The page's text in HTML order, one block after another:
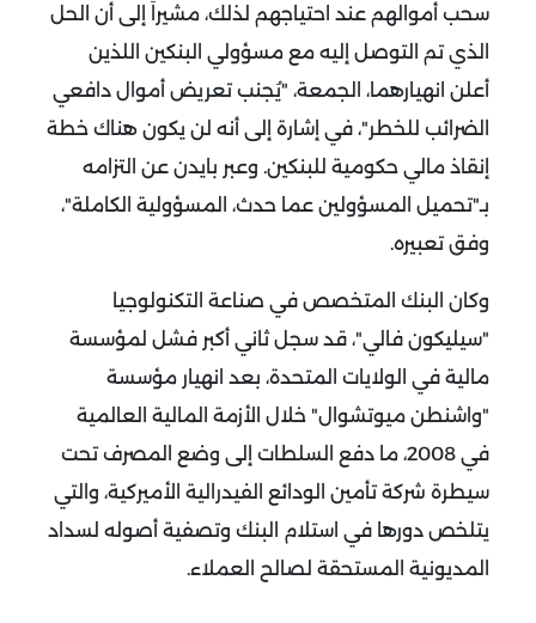
سحب أموالهم عند احتياجهم لذلك، مشيراً إلى أن الحل
الذي تم التوصل إليه مع مسؤولي البنكين اللذين
أعلن انهيارهما، الجمعة، "يُجنب تعريض أموال دافعي
الضرائب للخطر"، في إشارة إلى أنه لن يكون هناك خطة
إنقاذ مالي حكومية للبنكين. وعبر بايدن عن التزامه
بـ"تحميل المسؤولين عما حدث، المسؤولية الكاملة"،
وفق تعبيره.
وكان البنك المتخصص في صناعة التكنولوجيا
"سيليكون فالي"، قد سجل ثاني أكبر فشل لمؤسسة
مالية في الولايات المتحدة، بعد انهيار مؤسسة
"واشنطن ميوتشوال" خلال الأزمة المالية العالمية
في 2008، ما دفع السلطات إلى وضع المصرف تحت
سيطرة شركة تأمين الودائع الفيدرالية الأميركية، والتي
يتلخص دورها في استلام البنك وتصفية أصوله لسداد
المديونية المستحقة لصالح العملاء.